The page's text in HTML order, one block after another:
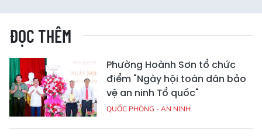
ĐỌC THÊM
Phường Hoành Sơn tổ chức
điểm "Ngày hội toàn dân bảo
vệ an ninh Tổ quốc"
QUỐC PHÒNG - AN NINH